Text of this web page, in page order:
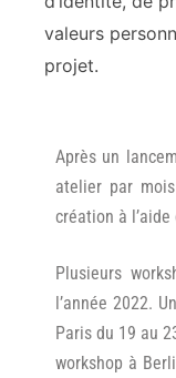
valeurs
projet.
Après un
atelier par
création à l’aide
Plusieurs
l’année 2022.
Paris du 19 au
workshop à